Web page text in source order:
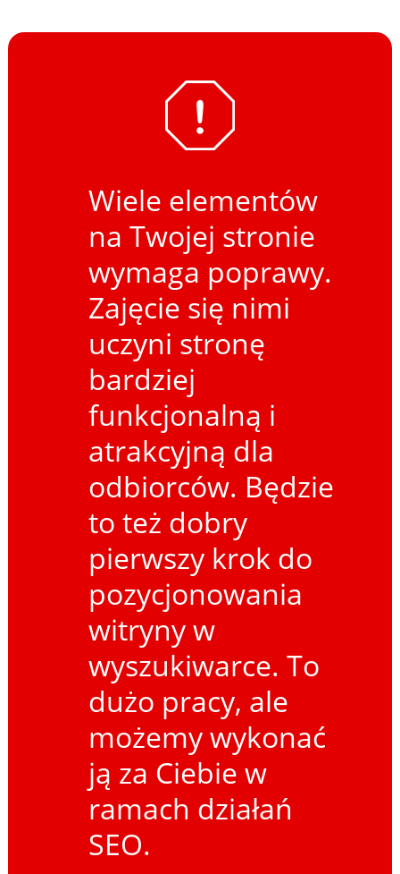
Wiele elementów
na Twojej stronie
wymaga poprawy.
Zajęcie się nimi
uczyni stronę
bardziej
funkcjonalną i
atrakcyjną dla
odbiorców. Będzie
to też dobry
pierwszy krok do
pozycjonowania
witryny w
wyszukiwarce. To
dużo pracy, ale
możemy wykonać
ją za Ciebie w
ramach działań
SEO.